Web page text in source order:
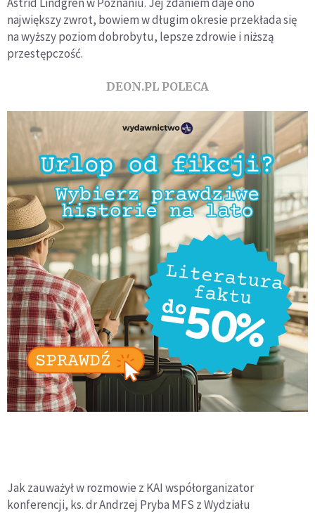
największy zwrot, bowiem w długim okresie przekłada się
na wyższy poziom dobrobytu, lepsze zdrowie i niższą
przestępczość.
DEON.PL POLECA
Jak zauważył w rozmowie z KAI współorganizator
konferencji, ks. dr Andrzej Pryba MFS z Wydziału